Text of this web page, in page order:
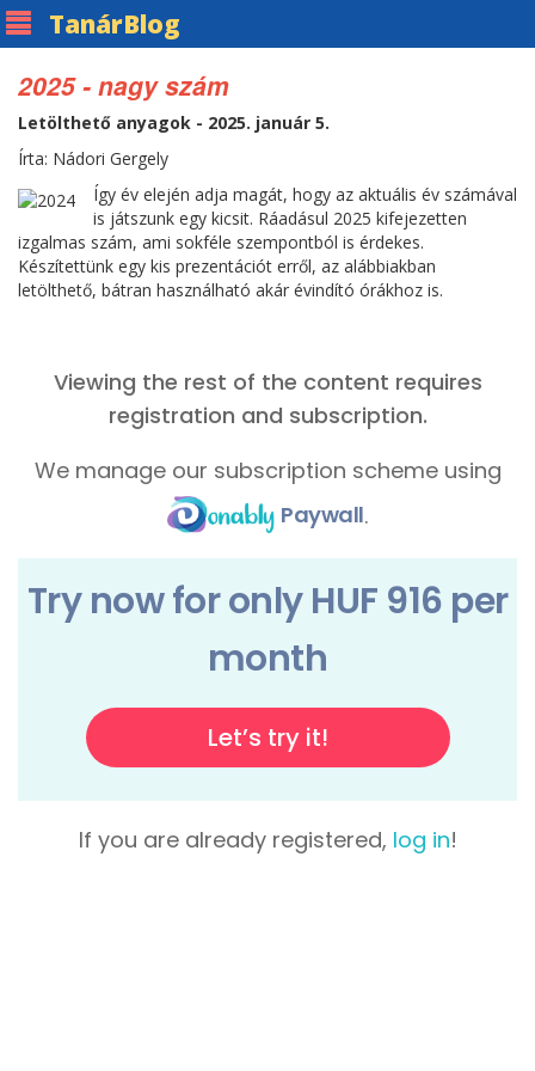
TanárBlog
2025 - nagy szám
Letölthető anyagok - 2025. január 5.
Írta: Nádori Gergely
Így év elején adja magát, hogy az aktuális év számával
is játszunk egy kicsit. Ráadásul 2025 kifejezetten
izgalmas szám, ami sokféle szempontból is érdekes.
Készítettünk egy kis prezentációt erről, az alábbiakban
letölthető, bátran használható akár évindító órákhoz is.